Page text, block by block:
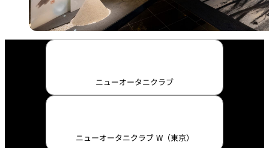
ニューオータニクラブ
ニューオータニクラブ W（東京）